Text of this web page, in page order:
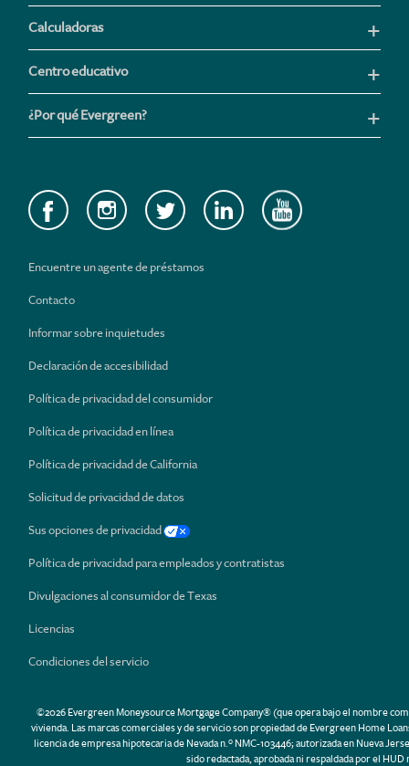
Calculadoras
Centro educativo
¿Por qué Evergreen?
Encuentre un agente de préstamos
Contacto
Informar sobre inquietudes
Declaración de accesibilidad
Política de privacidad del consumidor
Política de privacidad en línea
Política de privacidad de California
Solicitud de privacidad de datos
Sus opciones de privacidad
Política de privacidad para empleados y contratistas
Divulgaciones al consumidor de Texas
Licencias
Condiciones del servicio
©2026 Evergreen Moneysource Mortgage Company® (que opera bajo el nombre
vivienda. Las marcas comerciales y de servicio son propiedad de Evergreen Home
licencia de empresa hipotecaria de Nevada n.º NMC-103446; autorizada en Nueva
sido redactada, aprobada ni respaldada por el